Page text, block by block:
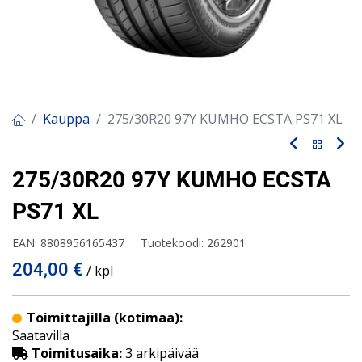
Kauppa 275/30R20 97Y KUMHO ECSTA PS71 XL
275/30R20 97Y KUMHO ECSTA
PS71 XL
EAN: 8808956165437 Tuotekoodi: 262901
204,00 € / kpl
Toimittajilla (kotimaa):
Saatavilla
Toimitusaika:3 arkipäivää